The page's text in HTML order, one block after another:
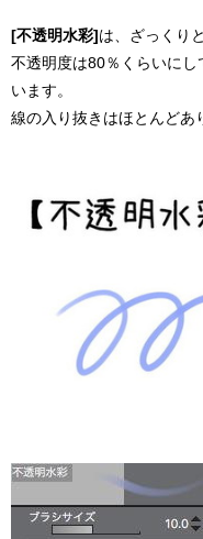
[不透明水彩]は、ざっくり
不透明度は80％くらいに
います。
線の入り抜きはほとんどあ